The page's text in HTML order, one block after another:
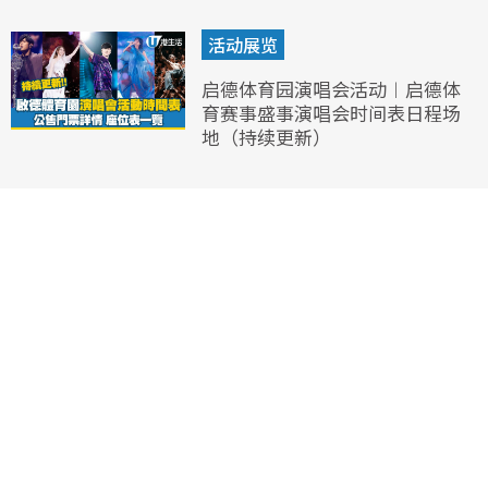
活动展览
启德体育园演唱会活动︱启德体
育赛事盛事演唱会时间表日程场
地（持续更新）